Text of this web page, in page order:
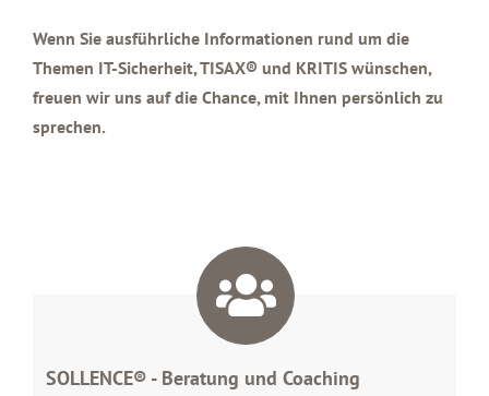
Wenn Sie ausführliche Informationen rund um die
Themen IT-Sicherheit, TISAX® und KRITIS wünschen,
freuen wir uns auf die Chance, mit Ihnen persönlich zu
sprechen.
SOLLENCE® - Beratung und Coaching